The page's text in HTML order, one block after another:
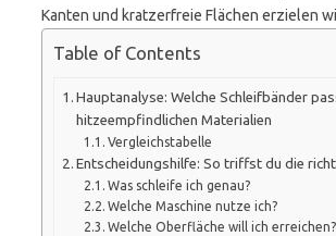
Kanten und kratzerfreie Flächen erzielen
Table of Contents
Hauptanalyse: Welche Schleifbänder
hitzeempfindlichen Materialien
Vergleichstabelle
Entscheidungshilfe: So triffst du die
Was schleife ich genau?
Welche Maschine nutze ich?
Welche Oberfläche will ich erreichen?